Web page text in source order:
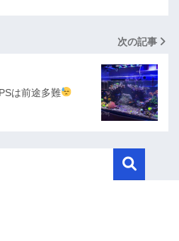
次の記事
は前途多難